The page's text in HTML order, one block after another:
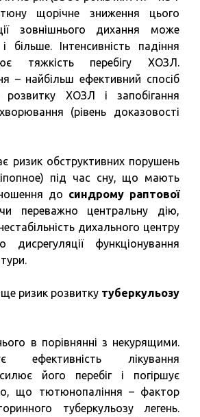
щорічне зниження цього
зовнішнього дихання може
Інтенсивність падіння
тяжкість перебігу ХОЗЛ.
– найбільш ефективний спосіб
розвитку ХОЗЛ і запобігання
(рівень доказовості
ризик обструктивних порушень
під час сну, що мають
до синдрому раптової
переважно центральну дію,
дихального центру
функціонування
ризик розвитку туберкульозу
в порівнянні з некурящими.
ефективність лікування
його перебіг і погіршує
що тютюнопаління – фактор
туберкульозу легень.